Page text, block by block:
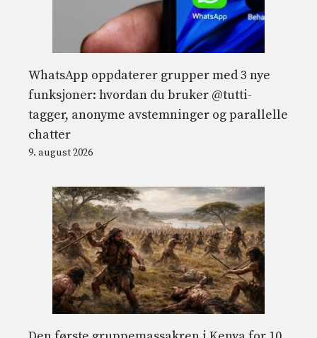
WhatsApp oppdaterer grupper med 3 nye
funksjoner: hvordan du bruker @tutti-
tagger, anonyme avstemninger og parallelle
chatter
9. august 2026